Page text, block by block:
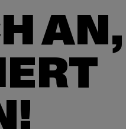
AN,